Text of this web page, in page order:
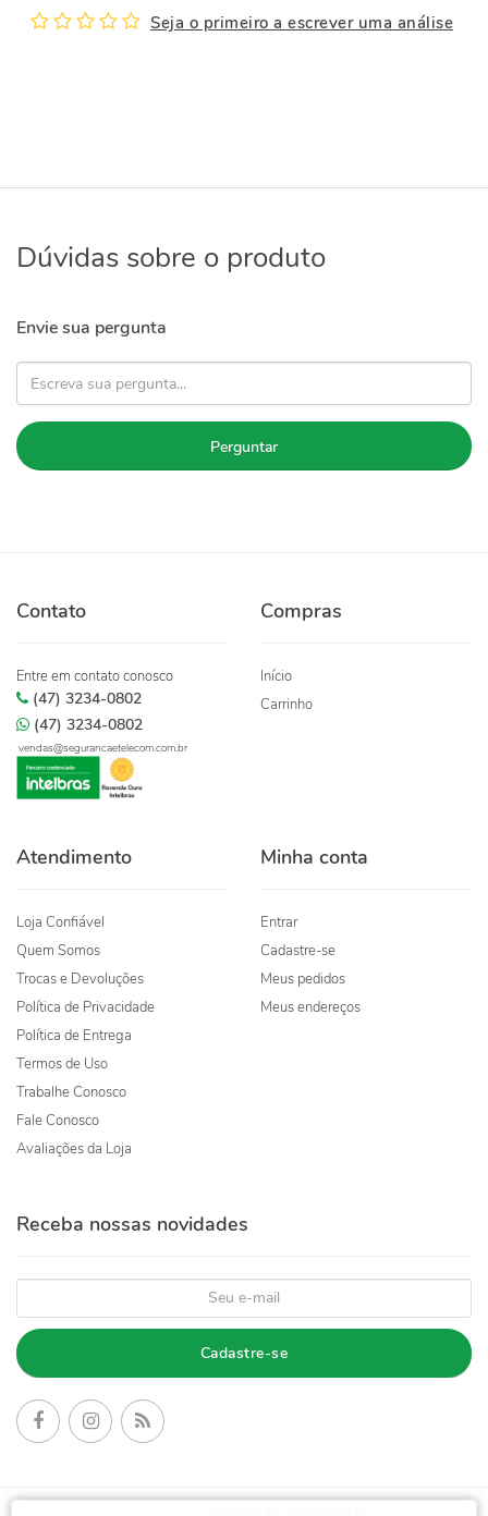
Seja o primeiro a escrever uma análise
Dúvidas sobre o produto
Envie sua pergunta
Perguntar
Contato
Entre em contato conosco
(47) 3234-0802
(47) 3234-0802
vendas@segurancaetelecom.com.br
Compras
Início
Carrinho
Atendimento
Loja Confiável
Quem Somos
Trocas e Devoluções
Política de Privacidade
Política de Entrega
Termos de Uso
Trabalhe Conosco
Fale Conosco
Avaliações da Loja
Minha conta
Entrar
Cadastre-se
Meus pedidos
Meus endereços
Receba nossas novidades
Cadastre-se